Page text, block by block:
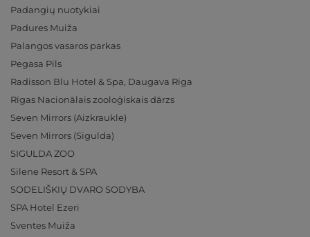
Padangių nuotykiai
Padures Muiža
Palangos vasaros parkas
Pegasa Pils
Radisson Blu Hotel & Spa, Daugava Riga
Rīgas Nacionālais zooloģiskais dārzs
Seven Mirrors (Aizkraukle)
Seven Mirrors (Sigulda)
SIGULDA ZOO
Silene Resort & SPA
SODELIŠKIŲ DVARO SODYBA
SPA Hotel Ezeri
Sventes Muiža